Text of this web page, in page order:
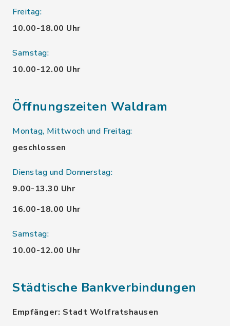
Freitag:
10.00-18.00 Uhr
Samstag:
10.00-12.00 Uhr
Öffnungszeiten Waldram
Montag, Mittwoch und Freitag:
geschlossen
Dienstag und Donnerstag:
9.00-13.30 Uhr
16.00-18.00 Uhr
Samstag:
10.00-12.00 Uhr
Städtische Bankverbindungen
Empfänger: Stadt Wolfratshausen